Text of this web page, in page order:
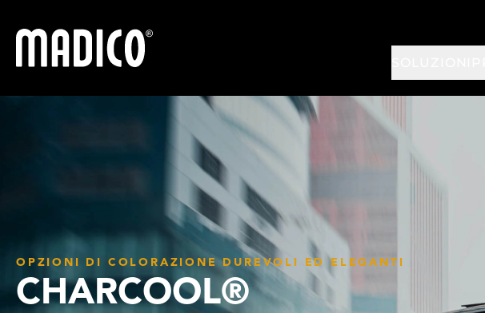
Madico
OPZIONI DI COLORAZIONE DUREVOLI ED ELEGANTI
CHARCOOL®